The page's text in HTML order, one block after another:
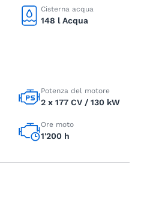
Cisterna acqua
148 l Acqua
Potenza del motore
2 x 177 CV / 130 kW
Ore moto
1'200 h